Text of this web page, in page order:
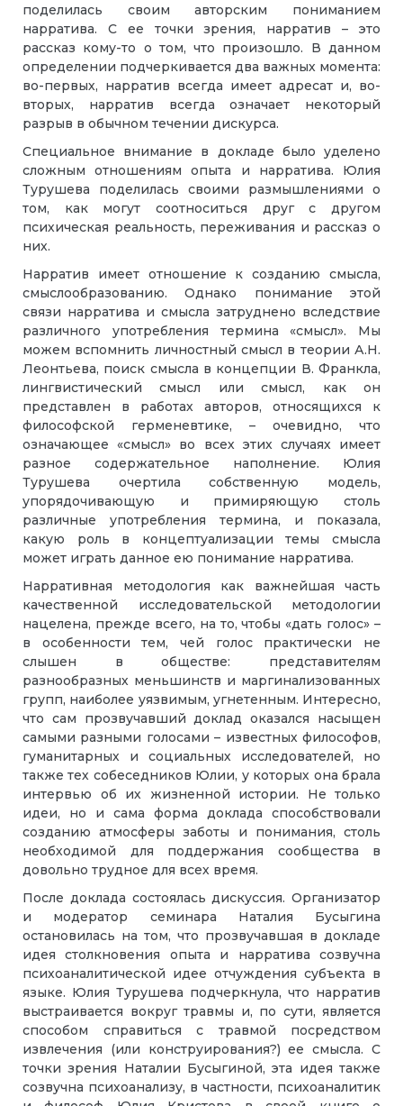
поделилась своим авторским пониманием
нарратива. С ее точки зрения, нарратив – это
рассказ кому-то о том, что произошло. В данном
определении подчеркивается два важных момента:
во-первых, нарратив всегда имеет адресат и, во-
вторых, нарратив всегда означает некоторый
разрыв в обычном течении дискурса.
Специальное внимание в докладе было уделено
сложным отношениям опыта и нарратива. Юлия
Турушева поделилась своими размышлениями о
том, как могут соотноситься друг с другом
психическая реальность, переживания и рассказ о
них.
Нарратив имеет отношение к созданию смысла,
смыслообразованию. Однако понимание этой
связи нарратива и смысла затруднено вследствие
различного употребления термина «смысл». Мы
можем вспомнить личностный смысл в теории А.Н.
Леонтьева, поиск смысла в концепции В. Франкла,
лингвистический смысл или смысл, как он
представлен в работах авторов, относящихся к
философской герменевтике, – очевидно, что
означающее «смысл» во всех этих случаях имеет
разное содержательное наполнение. Юлия
Турушева очертила собственную модель,
упорядочивающую и примиряющую столь
различные употребления термина, и показала,
какую роль в концептуализации темы смысла
может играть данное ею понимание нарратива.
Нарративная методология как важнейшая часть
качественной исследовательской методологии
нацелена, прежде всего, на то, чтобы «дать голос» –
в особенности тем, чей голос практически не
слышен в обществе: представителям
разнообразных меньшинств и маргинализованных
групп, наиболее уязвимым, угнетенным. Интересно,
что сам прозвучавший доклад оказался насыщен
самыми разными голосами – известных философов,
гуманитарных и социальных исследователей, но
также тех собеседников Юлии, у которых она брала
интервью об их жизненной истории. Не только
идеи, но и сама форма доклада способствовали
созданию атмосферы заботы и понимания, столь
необходимой для поддержания сообщества в
довольно трудное для всех время.
После доклада состоялась дискуссия. Организатор
и модератор семинара Наталия Бусыгина
остановилась на том, что прозвучавшая в докладе
идея столкновения опыта и нарратива созвучна
психоаналитической идее отчуждения субъекта в
языке. Юлия Турушева подчеркнула, что нарратив
выстраивается вокруг травмы и, по сути, является
способом справиться с травмой посредством
извлечения (или конструирования?) ее смысла. С
точки зрения Наталии Бусыгиной, эта идея также
созвучна психоанализу, в частности, психоаналитик